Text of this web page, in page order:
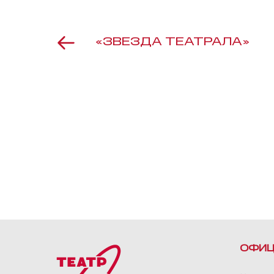
«ЗВЕЗДА ТЕАТРАЛА»